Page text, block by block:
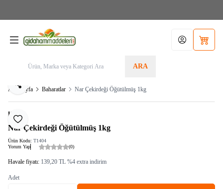
ARA
HesabımSepetim
Ana Sayfa Baharatlar Nar Çekirdeği Öğütülmüş 1kg
Favoriye Ekle
Paylaş
KRK
Nar Çekirdeği Öğütülmüş 1kg
Ürün Kodu: T1404
Yorum Yap
(0)
Havale fiyatı: 139,20 TL %4 extra indirim
Adet